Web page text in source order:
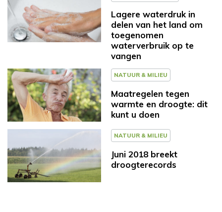
Lagere waterdruk in
delen van het land om
toegenomen
waterverbruik op te
vangen
NATUUR & MILIEU
Maatregelen tegen
warmte en droogte: dit
kunt u doen
NATUUR & MILIEU
Juni 2018 breekt
droogterecords